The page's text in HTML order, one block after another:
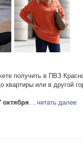
получить в ПВЗ
квартиры или в другой
октября ...читать далее